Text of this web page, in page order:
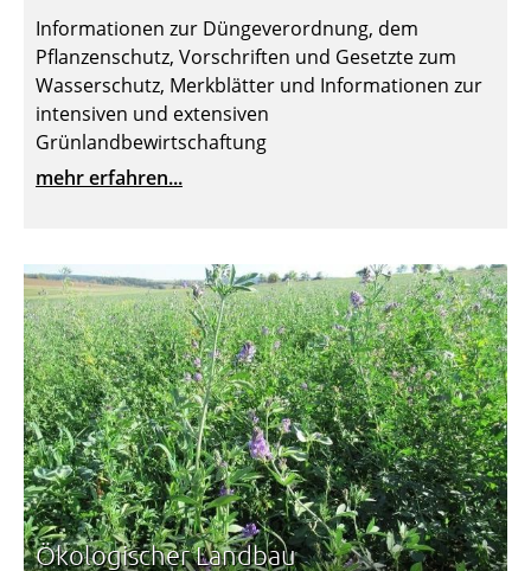
Informationen zur Düngeverordnung, dem
Pflanzenschutz, Vorschriften und Gesetzte zum
Wasserschutz, Merkblätter und Informationen zur
intensiven und extensiven
Grünlandbewirtschaftung
mehr erfahren...
Ökologischer Landbau